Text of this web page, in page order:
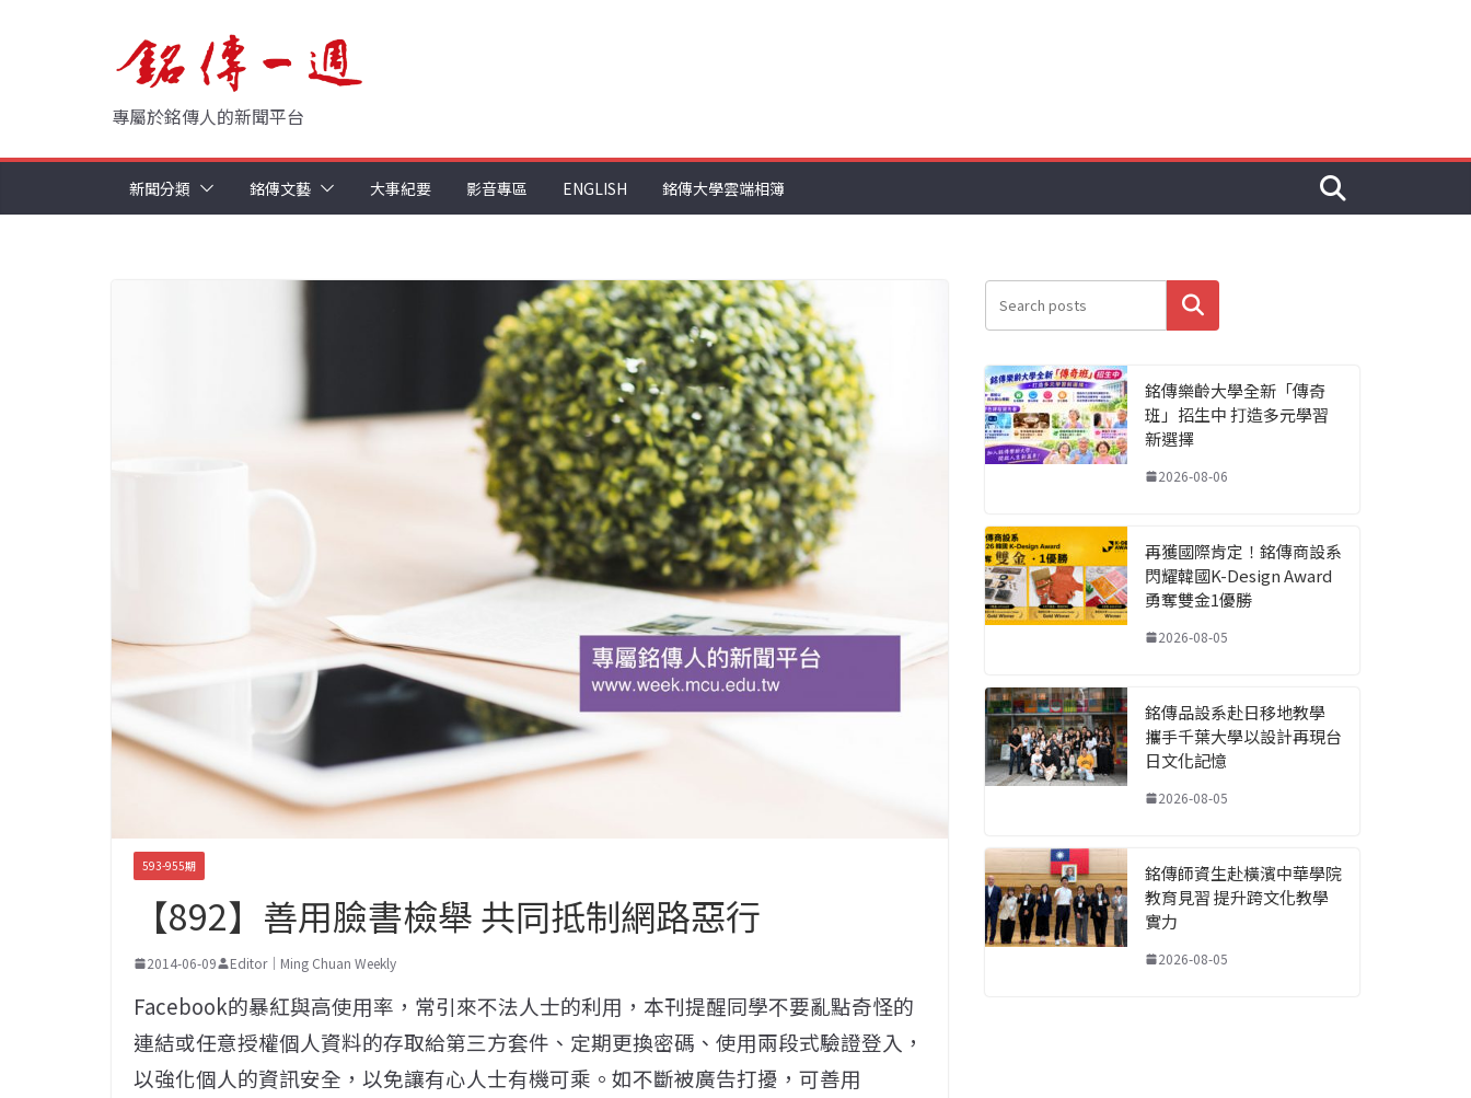
專屬於銘傳人的新聞平台
新聞分類 銘傳文藝 大事紀要 影音專區 ENGLISH 銘傳大學雲端相簿
593-955期
【892】善用臉書檢舉 共同抵制網路惡行
2014-06-09 Editor｜Ming Chuan Weekly
Facebook的暴紅與高使用率，常引來不法人士的利用，本刊提醒同學不要亂點奇怪的
連結或任意授權個人資料的存取給第三方套件、定期更換密碼、使用兩段式驗證登入，
以強化個人的資訊安全，以免讓有心人士有機可乘。如不斷被廣告打擾，可善用
搜尋
銘傳樂齡大學全新「傳奇
班」招生中 打造多元學習
新選擇
2026-08-06
再獲國際肯定！銘傳商設系
閃耀韓國K-Design Award
勇奪雙金1優勝
2026-08-05
銘傳品設系赴日移地教學
攜手千葉大學以設計再現台
日文化記憶
2026-08-05
銘傳師資生赴橫濱中華學院
教育見習 提升跨文化教學
實力
2026-08-05